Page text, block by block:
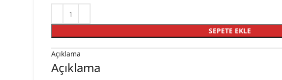
SEPETE EKLE
Açıklama
Açıklama